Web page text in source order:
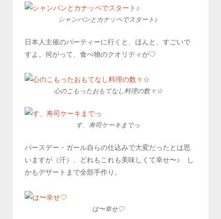
シャンパンとカナッペでスタート♪
日本人主催のパーティーに行くと、ほんと、すごいで
すよ。何がって、食べ物のクオリティが♡
心のこもったおもてなし料理の数々☆
す、寿司ケーキまでっ
バースデー・ガール自らの仕込みで大変だったとは思
いますが（汗）、どれもこれも美味しくて幸せ〜♪ し
かもデザートまで全部手作り。
は〜幸せ♡